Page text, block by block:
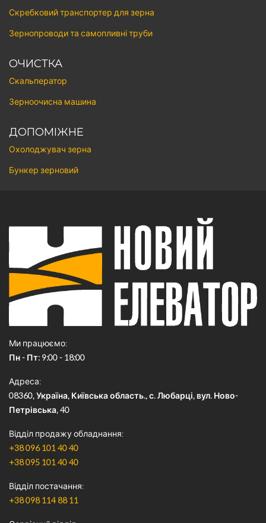
Ми працюємо
Пн - Пт: 9:00 - 18:00
Адреса
08360, Україна, Київська область., с. Любарці, вул. Ново-
Петрівська, 40
Відділ продажу обладнання
+38 096 101 40 40
+38 095 101 40 40
Відділ постачання
+38 098 114 88 11
Скребковий транспортер для зерна
Зернопроводи та самопливні труби
ОЧИСТКА
Скальператор
Зерноочисна машина
ДОПОМІЖНЕ
Охолоджувач зерна
Бункер зерновий